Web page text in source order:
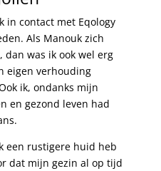
in contact met Eqology
Als Manouk zich
dan was ik ook wel erg
eigen verhouding
ik, ondanks mijn
en gezond leven had
een rustigere huid heb
dat mijn gezin al op tijd